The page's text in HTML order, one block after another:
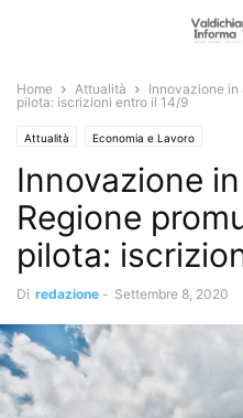
Home Attualità
Innovazione in
pilota: iscrizioni entro il 14/9
Attualità Economia e Lavoro
Innovazione
Regione
pilota:
Di redazione - Settembre 8, 2020